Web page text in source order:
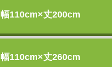
幅110cm×丈200cm
幅110cm×丈260cm